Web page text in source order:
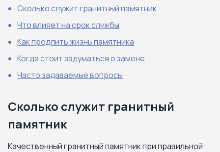
Сколько служит гранитный памятник
Что влияет на срок службы
Как продлить жизнь памятника
Когда стоит задуматься о замене
Часто задаваемые вопросы
Сколько служит гранитный
памятник
Качественный гранитный памятник при правильной